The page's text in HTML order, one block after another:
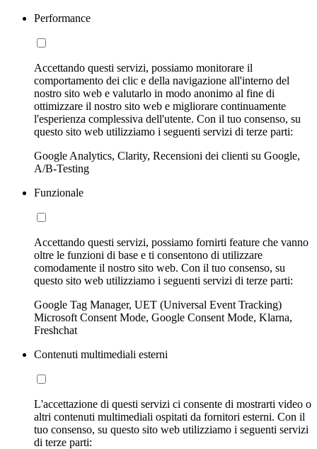
Performance
Accettando questi servizi, possiamo monitorare il
comportamento dei clic e della navigazione all'interno del
nostro sito web e valutarlo in modo anonimo al fine di
ottimizzare il nostro sito web e migliorare continuamente
l'esperienza complessiva dell'utente. Con il tuo consenso, su
questo sito web utilizziamo i seguenti servizi di terze parti:
Google Analytics, Clarity, Recensioni dei clienti su Google,
A/B-Testing
Funzionale
Accettando questi servizi, possiamo fornirti feature che vanno
oltre le funzioni di base e ti consentono di utilizzare
comodamente il nostro sito web. Con il tuo consenso, su
questo sito web utilizziamo i seguenti servizi di terze parti:
Google Tag Manager, UET (Universal Event Tracking)
Microsoft Consent Mode, Google Consent Mode, Klarna,
Freshchat
Contenuti multimediali esterni
L'accettazione di questi servizi ci consente di mostrarti video o
altri contenuti multimediali ospitati da fornitori esterni. Con il
tuo consenso, su questo sito web utilizziamo i seguenti servizi
di terze parti: